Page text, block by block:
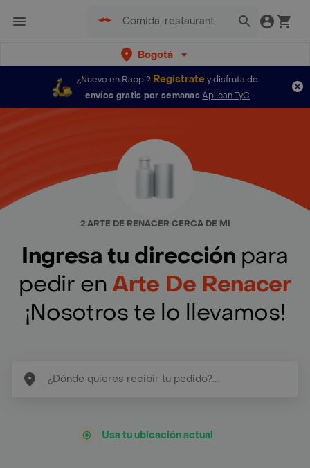
Bogotá
¿Nuevo en Rappi? Regístratey disfruta de
envíos gratis por semanas Aplican TyC
2 ARTE DE RENACER CERCA DE MI
Ingresa tu dirección para
pedir enArte De Renacer
¡Nosotros te lo llevamos!
Usa tu ubicación actual